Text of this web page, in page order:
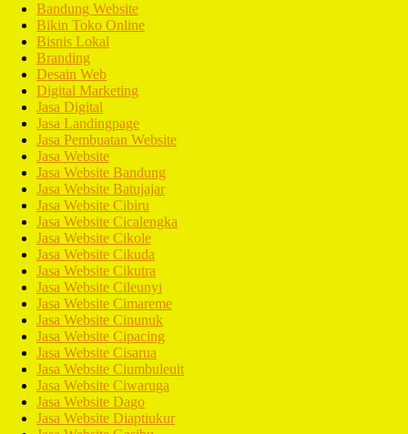
Bandung Website
Bikin Toko Online
Bisnis Lokal
Branding
Desain Web
Digital Marketing
Jasa Digital
Jasa Landingpage
Jasa Pembuatan Website
Jasa Website
Jasa Website Bandung
Jasa Website Batujajar
Jasa Website Cibiru
Jasa Website Cicalengka
Jasa Website Cikole
Jasa Website Cikuda
Jasa Website Cikutra
Jasa Website Cileunyi
Jasa Website Cimareme
Jasa Website Cinunuk
Jasa Website Cipacing
Jasa Website Cisarua
Jasa Website Ciumbuleuit
Jasa Website Ciwaruga
Jasa Website Dago
Jasa Website Diaptiukur